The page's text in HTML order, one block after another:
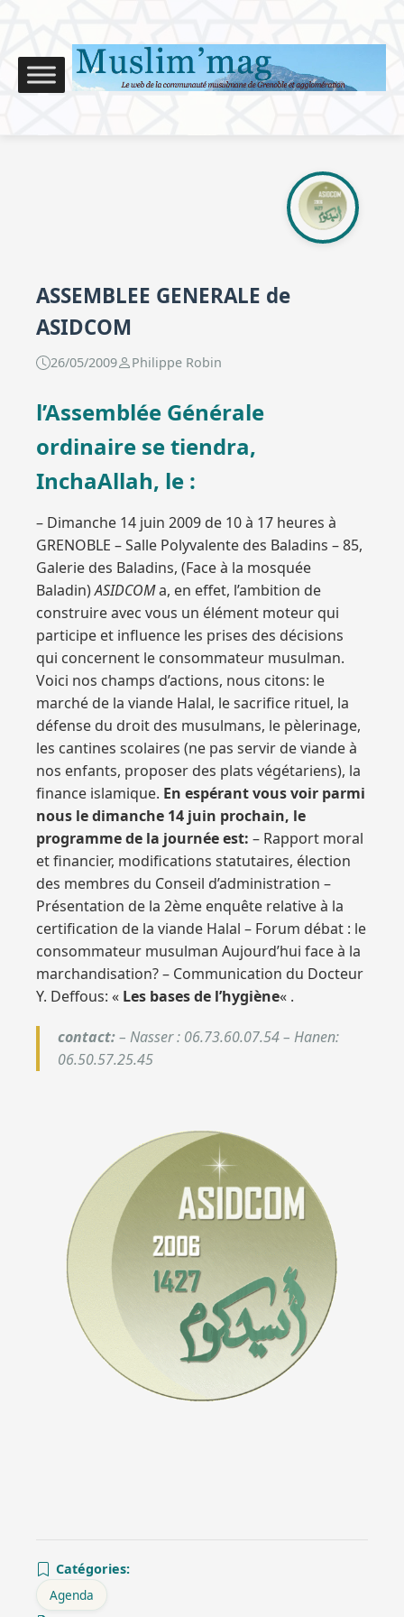
ASSEMBLEE GENERALE de
ASIDCOM
26/05/2009 Philippe Robin
l’Assemblée Générale
ordinaire se tiendra,
InchaAllah, le :
– Dimanche 14 juin 2009 de 10 à 17 heures à
GRENOBLE – Salle Polyvalente des Baladins – 85,
Galerie des Baladins, (Face à la mosquée
Baladin)ASIDCOMa, en effet, l’ambition de
construire avec vous un élément moteur qui
participe et influence les prises des décisions
qui concernent le consommateur musulman.
Voici nos champs d’actions, nous citons: le
marché de la viande Halal, le sacrifice rituel, la
défense du droit des musulmans, le pèlerinage,
les cantines scolaires (ne pas servir de viande à
nos enfants, proposer des plats végétariens), la
finance islamique. En espérant vous voir parmi
nous le dimanche 14 juin prochain, le
programme de la journée est: – Rapport moral
et financier, modifications statutaires, élection
des membres du Conseil d’administration –
Présentation de la 2ème enquête relative à la
certification de la viande Halal – Forum débat : le
consommateur musulman Aujourd’hui face à la
marchandisation? – Communication du Docteur
Y. Deffous: « Les bases de l’hygiène« .
contact:– Nasser : 06.73.60.07.54 – Hanen:
06.50.57.25.45
Catégories:
Agenda